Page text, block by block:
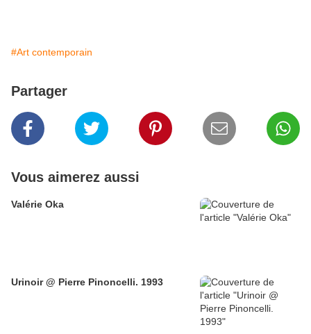
#Art contemporain
Partager
Vous aimerez aussi
Valérie Oka
Urinoir @ Pierre Pinoncelli. 1993